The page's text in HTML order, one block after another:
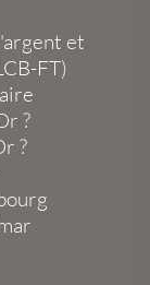
et
FT)
?
?